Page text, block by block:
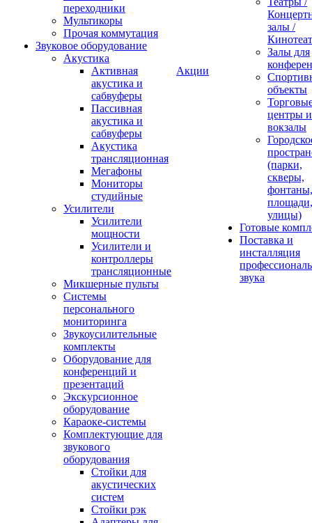
переходники
Мультикоры
Прочая коммутация
Звуковое оборудование
Акустика
Активная
акустика и
сабвуферы
Пассивная
акустика и
сабвуферы
Акустика
трансляционная
Мегафоны
Мониторы
студийные
Усилители
Усилители
мощности
Усилители и
контроллеры
трансляционные
Микшерные пульты
Системы
персонального
мониторинга
Звукоусилительные
комплекты
Оборудование для
конференций и
презентаций
Экскурсионное
оборудование
Караоке-системы
Комплектующие для
звукового
оборудования
Стойки для
акустических
систем
Стойки рэк
Акции
залы /
Залы для
объекты
центры и
вокзалы
(парки,
скверы,
фонтаны,
площади,
улицы)
Готовые
Поставка и
инсталляция
звука